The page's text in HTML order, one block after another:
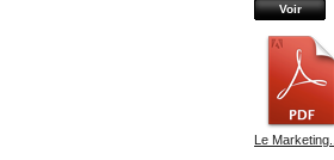
Voir
Le Marketing...